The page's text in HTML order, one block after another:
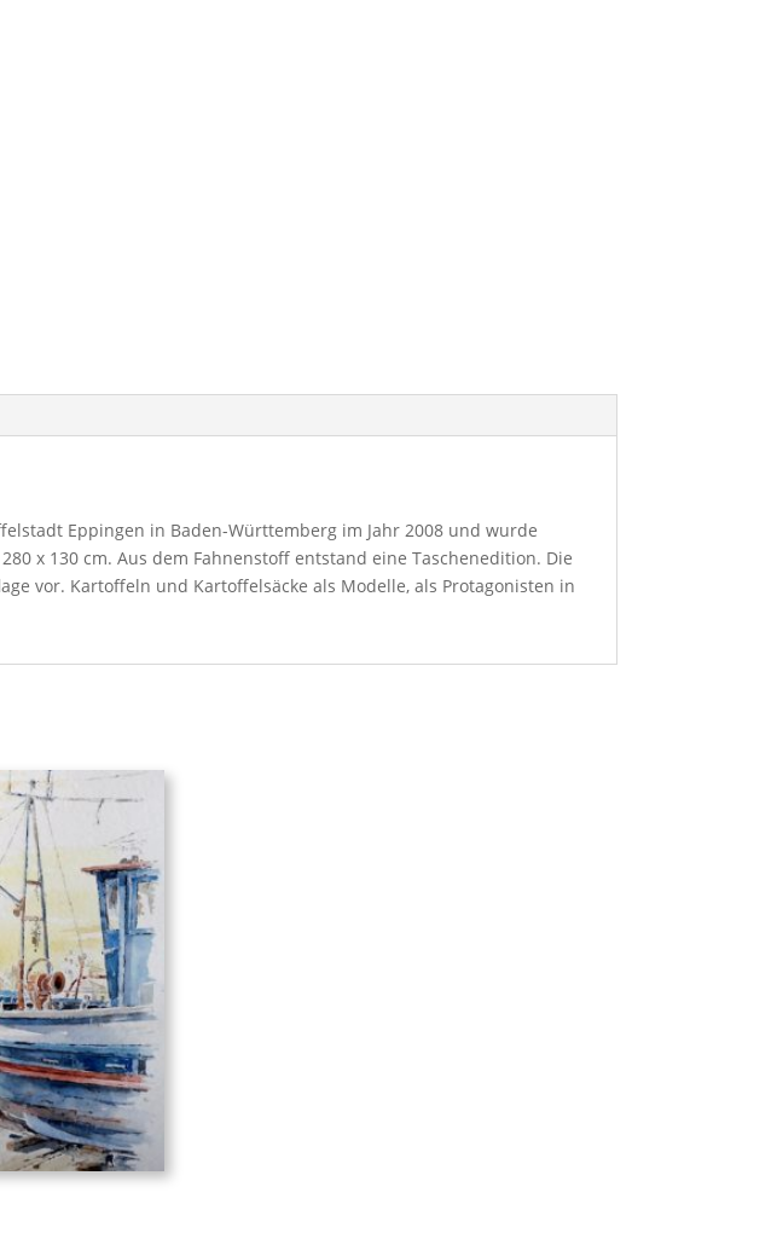
Eppingen in Baden-Württemberg im Jahr 2008 und wurde
x 130 cm. Aus dem Fahnenstoff entstand eine Taschenedition. Die
vor. Kartoffeln und Kartoffelsäcke als Modelle, als Protagonisten in